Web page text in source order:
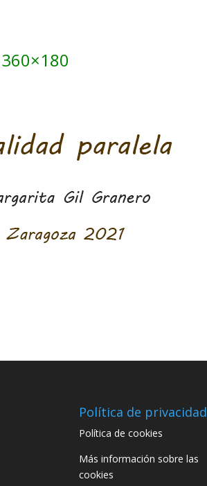
Política de privacidad
Política de cookies
Más información sobre las
cookies